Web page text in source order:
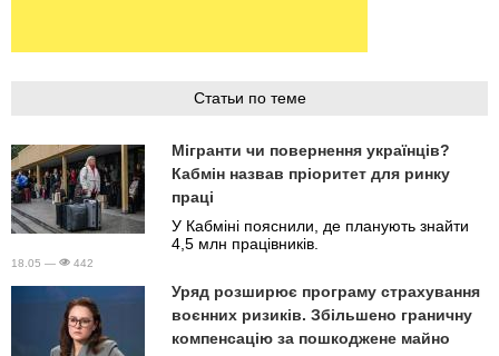
Статьи по теме
Мігранти чи повернення українців?
Кабмін назвав пріоритет для ринку
праці
У Кабміні пояснили, де планують знайти
4,5 млн працівників.
18.05 — 442
Уряд розширює програму страхування
воєнних ризиків. Збільшено граничну
компенсацію за пошкоджене майно